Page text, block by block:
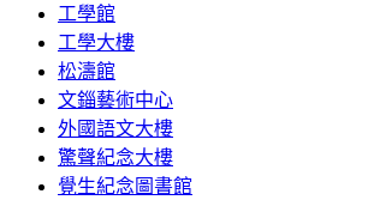
工學館
工學大樓
松濤館
文錙藝術中心
外國語文大樓
驚聲紀念大樓
覺生紀念圖書館